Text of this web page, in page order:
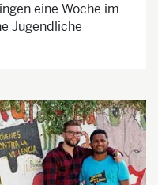
eine Woche im
Jugendliche